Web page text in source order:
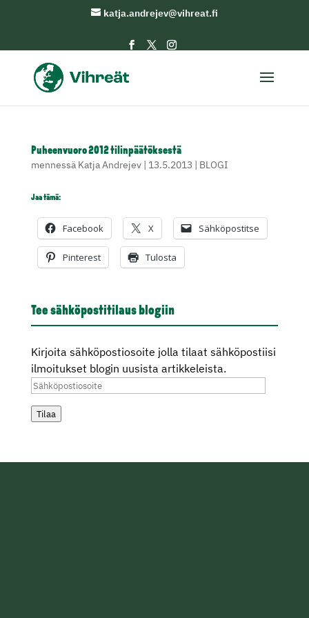
katja.andrejev@vihreat.fi
Puheenvuoro 2012 tilinpäätöksestä
mennessä Katja Andrejev| 13.5.2013 | BLOGI
Jaa tämä:
Facebook X Sähköpostitse
Pinterest Tulosta
Tee sähköpostitilaus blogiin
Kirjoita sähköpostiosoite jolla tilaat sähköpostiisi
ilmoitukset blogin uusista artikkeleista.
Sähköpostiosoite
Tilaa